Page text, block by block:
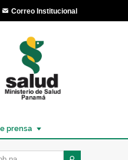
Correo Institucional
prensa